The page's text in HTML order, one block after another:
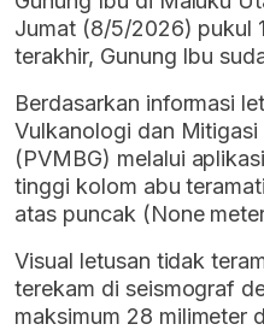
Jumat (8/5/2026) pukul
terakhir, Gunung Ibu
Berdasarkan informasi
Vulkanologi dan Mitigasi
(PVMBG) melalui
tinggi kolom abu
atas puncak (None
Visual letusan tidak
terekam di seismograf
maksimum 28 milimeter